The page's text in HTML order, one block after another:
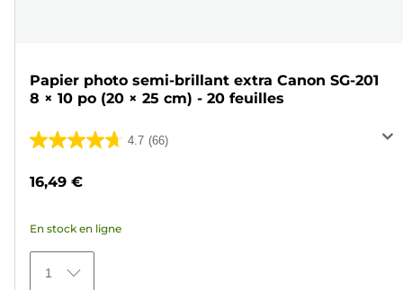
Papier photo semi-brillant extra Canon SG-201
8 × 10 po (20 × 25 cm) - 20 feuilles
4.7 (66)
4.7
5
66
avis
16,49 €
En stock en ligne
1